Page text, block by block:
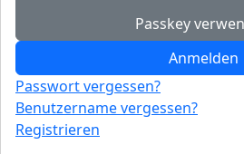
Passkey
Anmelden
Passwort vergessen?
Benutzername vergessen?
Registrieren